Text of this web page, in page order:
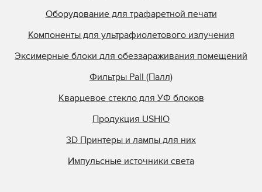
Оборудование для трафаретной печати
Компоненты для ультрафиолетового излучения
Эксимерные блоки для обеззараживания помещений
Фильтры Pall (Палл)
Кварцевое стекло для УФ блоков
Продукция USHIO
3D Принтеры и лампы для них
Импульсные источники света